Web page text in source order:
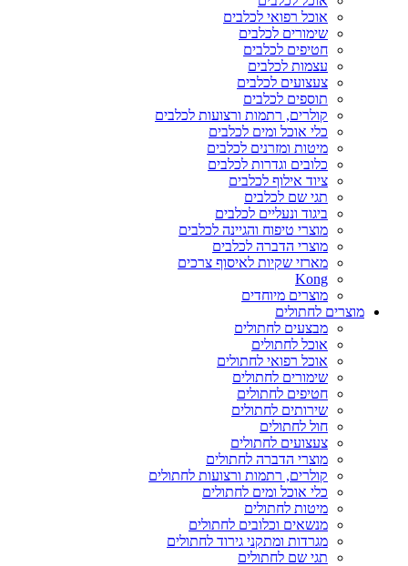
אוכל רפואי לכלבים
שימורים לכלבים
חטיפים לכלבים
עצמות לכלבים
צעצועים לכלבים
תוספים לכלבים
קולרים, רתמות ורצועות לכלבים
כלי אוכל ומים לכלבים
מיטות ומזרנים לכלבים
כלובים וגדרות לכלבים
ציוד אילוף לכלבים
תגי שם לכלבים
ביגוד ונעליים לכלבים
מוצרי טיפוח והגיינה לכלבים
מוצרי הדברה לכלבים
מארזי שקיות לאיסוף צרכים
Kong
מוצרים מיוחדים
מוצרים לחתולים
מבצעים לחתולים
אוכל לחתולים
אוכל רפואי לחתולים
שימורים לחתולים
חטיפים לחתולים
שירותים לחתולים
חול לחתולים
צעצועים לחתולים
מוצרי הדברה לחתולים
קולרים, רתמות ורצועות לחתולים
כלי אוכל ומים לחתולים
מיטות לחתולים
מנשאים וכלובים לחתולים
מגרדות ומתקני גירוד לחתולים
תגי שם לחתולים